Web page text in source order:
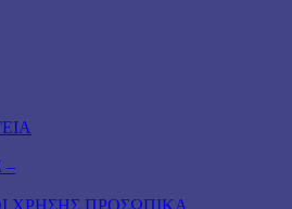
–
ΧΡΗΣΗΣ ΠΡΟΣΩΠΙΚΑ